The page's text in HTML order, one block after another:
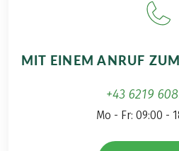
MIT EINEM ANRUF
+43 6219
Mo - Fr: 09:00 -